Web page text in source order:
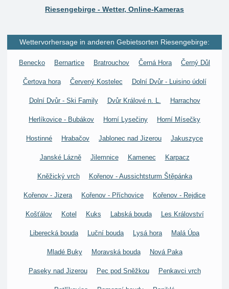
Riesengebirge - Wetter, Online-Kameras
Wettervorhersage in anderen Gebietsorten Riesengebirge:
Benecko Bernartice Bratrouchov Černá Hora Černý Důl
Čertova hora Červený Kostelec Dolní Dvůr - Luisino údolí
Dolní Dvůr - Ski Family Dvůr Králové n. L. Harrachov
Herlíkovice - Bubákov Horní Lysečiny Horní Mísečky
Hostinné Hrabačov Jablonec nad Jizerou Jakuszyce
Janské Lázně Jilemnice Kamenec Karpacz
Kněžický vrch Kořenov - Aussichtsturm Štěpánka
Kořenov - Jizera Kořenov - Příchovice Kořenov - Rejdice
Košťálov Kotel Kuks Labská bouda Les Království
Liberecká bouda Luční bouda Lysá hora Malá Úpa
Mladé Buky Moravská bouda Nová Paka
Paseky nad Jizerou Pec pod Sněžkou Penkavci vrch